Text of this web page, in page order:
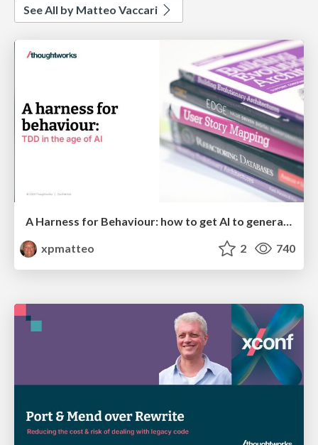
See All by Matteo Vaccari
A Harness for Behaviour: how to get AI to generate code that does what we intend, or "TDD in the age of AI"
xpmatteo
2 740